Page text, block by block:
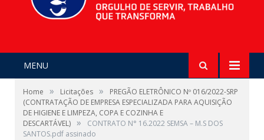
MENU
Home » Licitações »
PREGÃO ELETRÔNICO Nº 016/2022-SRP
(CONTRATAÇÃO DE EMPRESA ESPECIALIZADA PARA AQUISIÇÃO
DE HIGIENE E LIMPEZA, COPA E COZINHA E
DESCARTÁVEL) »
CONTRATO N° 16.2022 SEMSA – M.S DOS
SANTOS.pdf assinado